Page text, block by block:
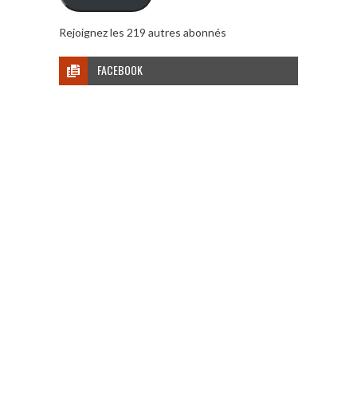
Rejoignez les 219 autres abonnés
FACEBOOK